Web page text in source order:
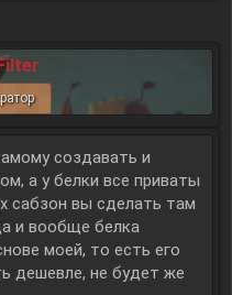
создавать и
а у белки все приваты
сабзон вы сделать там
и вообще белка
моей, то есть его
дешевле, не будет же